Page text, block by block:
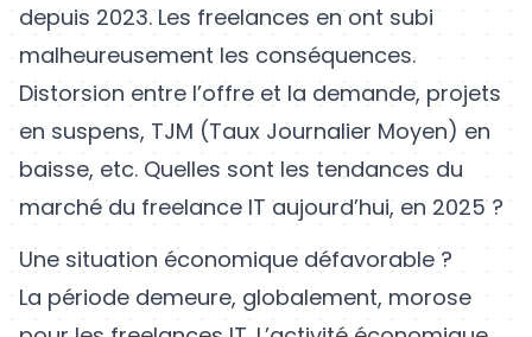
depuis 2023. Les freelances en ont subi
malheureusement les conséquences.
Distorsion entre l’offre et la demande, projets
en suspens, TJM (Taux Journalier Moyen) en
baisse, etc. Quelles sont les tendances du
marché du freelance IT aujourd’hui, en 2025 ?
Une situation économique défavorable ?
La période demeure, globalement, morose